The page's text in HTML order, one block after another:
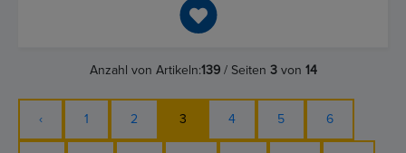
Anzahl von Artikeln:139/ Seiten 3von 14
‹ 1 2 3 4 5 6